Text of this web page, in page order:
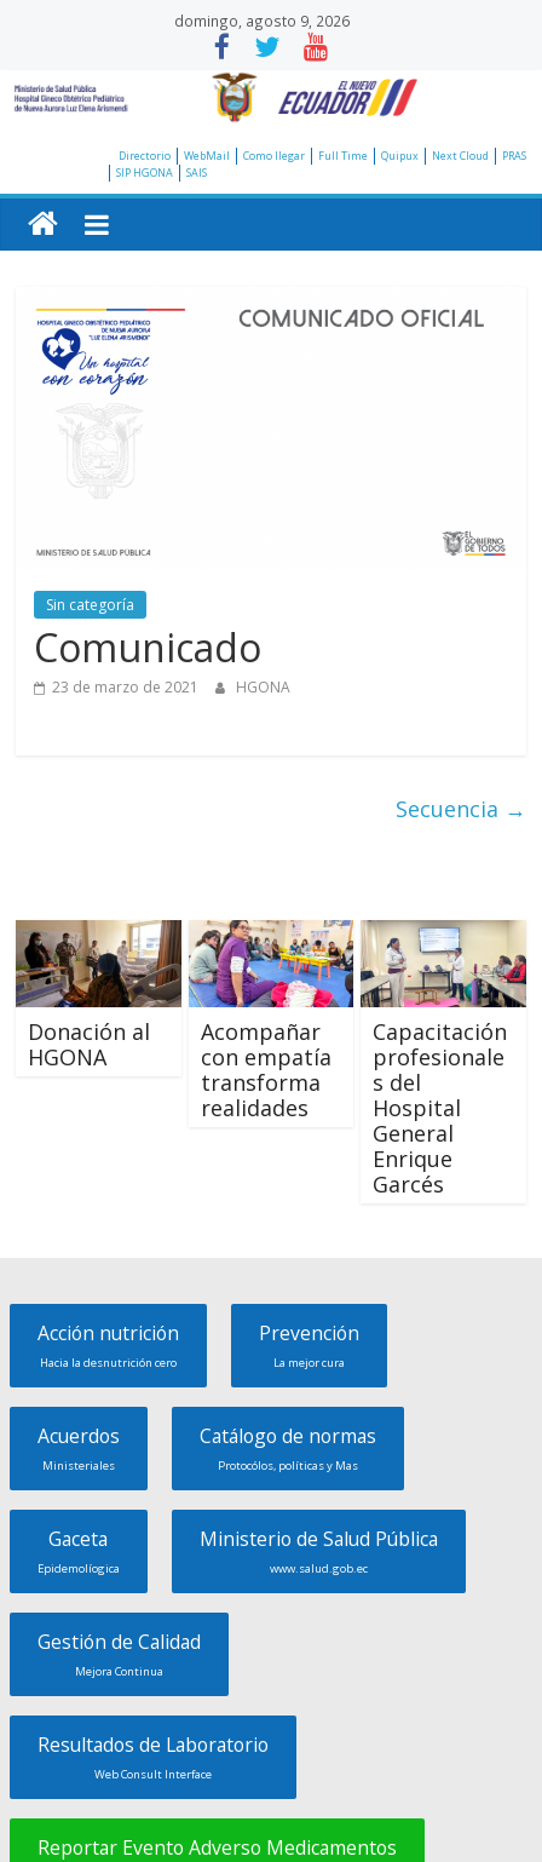
domingo, agosto 9, 2026
Hospital
Gineco
Obstétrico
Pediátrico
de
Nueva
Aurora
–
Luz
Directorio WebMail Como llegar Full Time Quipux Next Cloud
PRAS
SIP HGONA
SAIS
Sin categoría
Comunicado
23 de marzo de 2021 HGONA
Secuencia →
Donación al
HGONA
Acompañar
con empatía
transforma
realidades
Capacitación
profesionale
s del
Hospital
General
Enrique
Garcés
Acción nutrición
Hacia la desnutrición cero
Prevención
La mejor cura
Acuerdos
Ministeriales
Catálogo de normas
Protocólos, políticas y Mas
Gaceta
Epidemolíogica
Ministerio de Salud Pública
www.salud.gob.ec
Gestión de Calidad
Mejora Continua
Resultados de Laboratorio
Web Consult Interface
Reportar Evento Adverso Medicamentos